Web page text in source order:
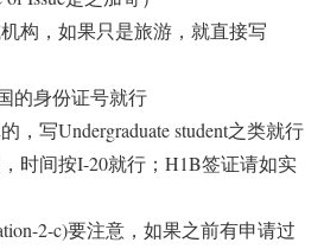
构，如果只是旅游，就直接写
的身份证号就行
，写Undergraduate student之类就行
时间按I-20就行；H1B签证请如实
2-c)要注意，如果之前有申请过